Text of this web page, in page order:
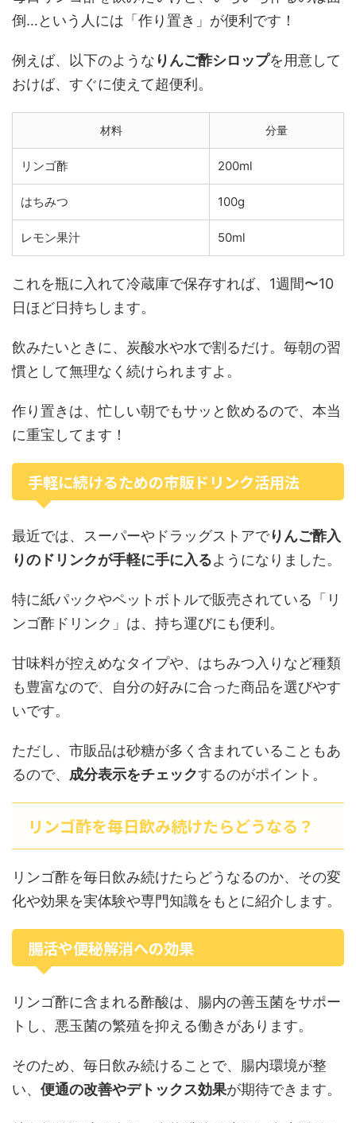
倒…という人には「作り置き」が便利です！
例えば、以下のような りんご酢シロップを用意して
おけば、すぐに使えて超便利。
材料 分量
リンゴ酢 200ml
はちみつ 100g
レモン果汁 50ml
これを瓶に入れて冷蔵庫で保存すれば、1週間〜10
日ほど日持ちします。
飲みたいときに、炭酸水や水で割るだけ。毎朝の習
慣として無理なく続けられますよ。
作り置きは、忙しい朝でもサッと飲めるので、本当
に重宝してます！
手軽に続けるための市販ドリンク活用法
最近では、スーパーやドラッグストアでりんご酢入
りのドリンクが手軽に手に入るようになりました。
特に紙パックやペットボトルで販売されている「リ
ンゴ酢ドリンク」は、持ち運びにも便利。
甘味料が控えめなタイプや、はちみつ入りなど種類
も豊富なので、自分の好みに合った商品を選びやす
いです。
ただし、市販品は砂糖が多く含まれていることもあ
るので、 成分表示をチェックするのがポイント。
リンゴ酢を毎日飲み続けたらどうなる？
リンゴ酢を毎日飲み続けたらどうなるのか、その変
化や効果を実体験や専門知識をもとに紹介します。
腸活や便秘解消への効果
リンゴ酢に含まれる酢酸は、腸内の善玉菌をサポー
トし、悪玉菌の繁殖を抑える働きがあります。
そのため、毎日飲み続けることで、腸内環境が整
い、 便通の改善やデトックス効果が期待できます。